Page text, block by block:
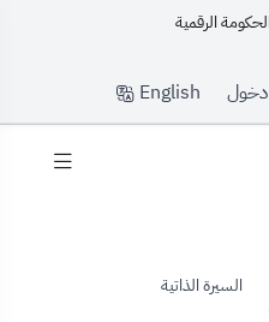
الرقمية
English
السيرة الذاتية